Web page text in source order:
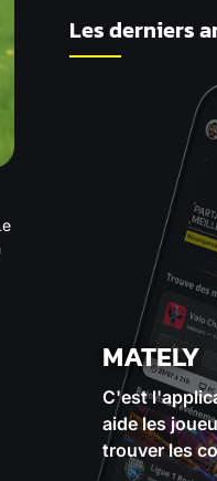
Les derniers
MATELY
C'est
aide les
trouver les